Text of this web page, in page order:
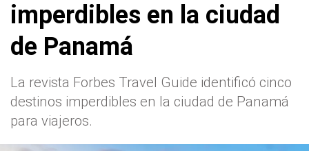
imperdibles en la ciudad
de Panamá
La revista Forbes Travel Guide identificó cinco
destinos imperdibles en la ciudad de Panamá
para viajeros.